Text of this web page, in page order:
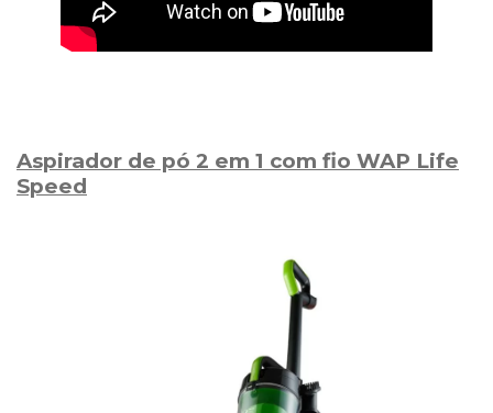
Aspirador de pó 2 em 1 com fio WAP Life
Speed